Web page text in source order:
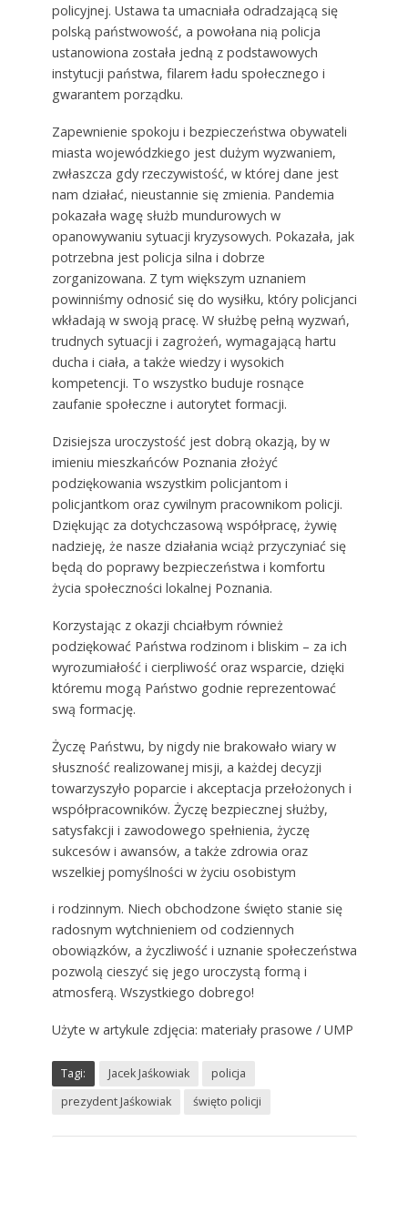
policyjnej. Ustawa ta umacniała odradzającą się
polską państwowość, a powołana nią policja
ustanowiona została jedną z podstawowych
instytucji państwa, filarem ładu społecznego i
gwarantem porządku.
Zapewnienie spokoju i bezpieczeństwa obywateli
miasta wojewódzkiego jest dużym wyzwaniem,
zwłaszcza gdy rzeczywistość, w której dane jest
nam działać, nieustannie się zmienia. Pandemia
pokazała wagę służb mundurowych w
opanowywaniu sytuacji kryzysowych. Pokazała, jak
potrzebna jest policja silna i dobrze
zorganizowana. Z tym większym uznaniem
powinniśmy odnosić się do wysiłku, który policjanci
wkładają w swoją pracę. W służbę pełną wyzwań,
trudnych sytuacji i zagrożeń, wymagającą hartu
ducha i ciała, a także wiedzy i wysokich
kompetencji. To wszystko buduje rosnące
zaufanie społeczne i autorytet formacji.
Dzisiejsza uroczystość jest dobrą okazją, by w
imieniu mieszkańców Poznania złożyć
podziękowania wszystkim policjantom i
policjantkom oraz cywilnym pracownikom policji.
Dziękując za dotychczasową współpracę, żywię
nadzieję, że nasze działania wciąż przyczyniać się
będą do poprawy bezpieczeństwa i komfortu
życia społeczności lokalnej Poznania.
Korzystając z okazji chciałbym również
podziękować Państwa rodzinom i bliskim – za ich
wyrozumiałość i cierpliwość oraz wsparcie, dzięki
któremu mogą Państwo godnie reprezentować
swą formację.
Życzę Państwu, by nigdy nie brakowało wiary w
słuszność realizowanej misji, a każdej decyzji
towarzyszyło poparcie i akceptacja przełożonych i
współpracowników. Życzę bezpiecznej służby,
satysfakcji i zawodowego spełnienia, życzę
sukcesów i awansów, a także zdrowia oraz
wszelkiej pomyślności w życiu osobistym
i rodzinnym. Niech obchodzone święto stanie się
radosnym wytchnieniem od codziennych
obowiązków, a życzliwość i uznanie społeczeństwa
pozwolą cieszyć się jego uroczystą formą i
atmosferą. Wszystkiego dobrego!
Użyte w artykule zdjęcia: materiały prasowe / UMP
Tagi: Jacek Jaśkowiak
policja
prezydent Jaśkowiak
święto policji